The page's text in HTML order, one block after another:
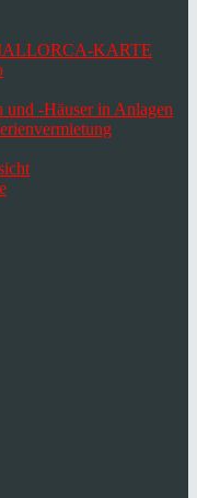
KARTE
-Häuser in Anlagen